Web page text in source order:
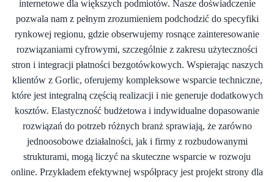
internetowe dla większych podmiotów. Nasze doświadczenie
pozwala nam z pełnym zrozumieniem podchodzić do specyfiki
rynkowej regionu, gdzie obserwujemy rosnące zainteresowanie
rozwiązaniami cyfrowymi, szczególnie z zakresu użyteczności
stron i integracji płatności bezgotówkowych. Wspierając naszych
klientów z Gorlic, oferujemy kompleksowe wsparcie techniczne,
które jest integralną częścią realizacji i nie generuje dodatkowych
kosztów. Elastyczność budżetowa i indywidualne dopasowanie
rozwiązań do potrzeb różnych branż sprawiają, że zarówno
jednoosobowe działalności, jak i firmy z rozbudowanymi
strukturami, mogą liczyć na skuteczne wsparcie w rozwoju
online. Przykładem efektywnej współpracy jest projekt strony dla